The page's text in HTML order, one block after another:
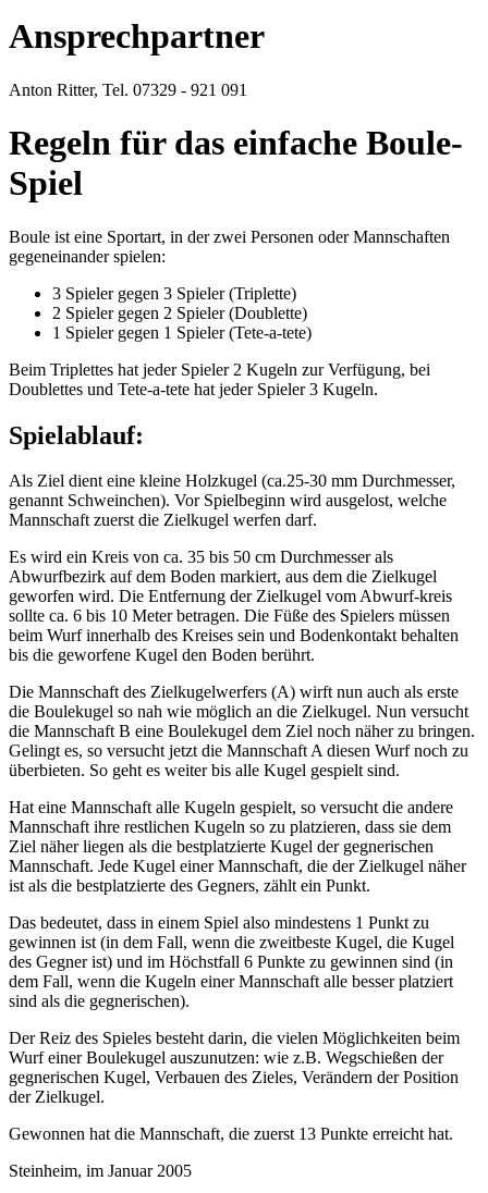
Ansprechpartner
Anton Ritter, Tel. 07329 - 921 091
Regeln für das einfache Boule-
Spiel
Boule ist eine Sportart, in der zwei Personen oder Mannschaften
gegeneinander spielen:
3 Spieler gegen 3 Spieler (Triplette)
2 Spieler gegen 2 Spieler (Doublette)
1 Spieler gegen 1 Spieler (Tete-a-tete)
Beim Triplettes hat jeder Spieler 2 Kugeln zur Verfügung, bei
Doublettes und Tete-a-tete hat jeder Spieler 3 Kugeln.
Spielablauf:
Als Ziel dient eine kleine Holzkugel (ca.25-30 mm Durchmesser,
genannt Schweinchen). Vor Spielbeginn wird ausgelost, welche
Mannschaft zuerst die Zielkugel werfen darf.
Es wird ein Kreis von ca. 35 bis 50 cm Durchmesser als
Abwurfbezirk auf dem Boden markiert, aus dem die Zielkugel
geworfen wird. Die Entfernung der Zielkugel vom Abwurf-kreis
sollte ca. 6 bis 10 Meter betragen. Die Füße des Spielers müssen
beim Wurf innerhalb des Kreises sein und Bodenkontakt behalten
bis die geworfene Kugel den Boden berührt.
Die Mannschaft des Zielkugelwerfers (A) wirft nun auch als erste
die Boulekugel so nah wie möglich an die Zielkugel. Nun versucht
die Mannschaft B eine Boulekugel dem Ziel noch näher zu bringen.
Gelingt es, so versucht jetzt die Mannschaft A diesen Wurf noch zu
überbieten. So geht es weiter bis alle Kugel gespielt sind.
Hat eine Mannschaft alle Kugeln gespielt, so versucht die andere
Mannschaft ihre restlichen Kugeln so zu platzieren, dass sie dem
Ziel näher liegen als die bestplatzierte Kugel der gegnerischen
Mannschaft. Jede Kugel einer Mannschaft, die der Zielkugel näher
ist als die bestplatzierte des Gegners, zählt ein Punkt.
Das bedeutet, dass in einem Spiel also mindestens 1 Punkt zu
gewinnen ist (in dem Fall, wenn die zweitbeste Kugel, die Kugel
des Gegner ist) und im Höchstfall 6 Punkte zu gewinnen sind (in
dem Fall, wenn die Kugeln einer Mannschaft alle besser platziert
sind als die gegnerischen).
Der Reiz des Spieles besteht darin, die vielen Möglichkeiten beim
Wurf einer Boulekugel auszunutzen: wie z.B. Wegschießen der
gegnerischen Kugel, Verbauen des Zieles, Verändern der Position
der Zielkugel.
Gewonnen hat die Mannschaft, die zuerst 13 Punkte erreicht hat.
Steinheim, im Januar 2005